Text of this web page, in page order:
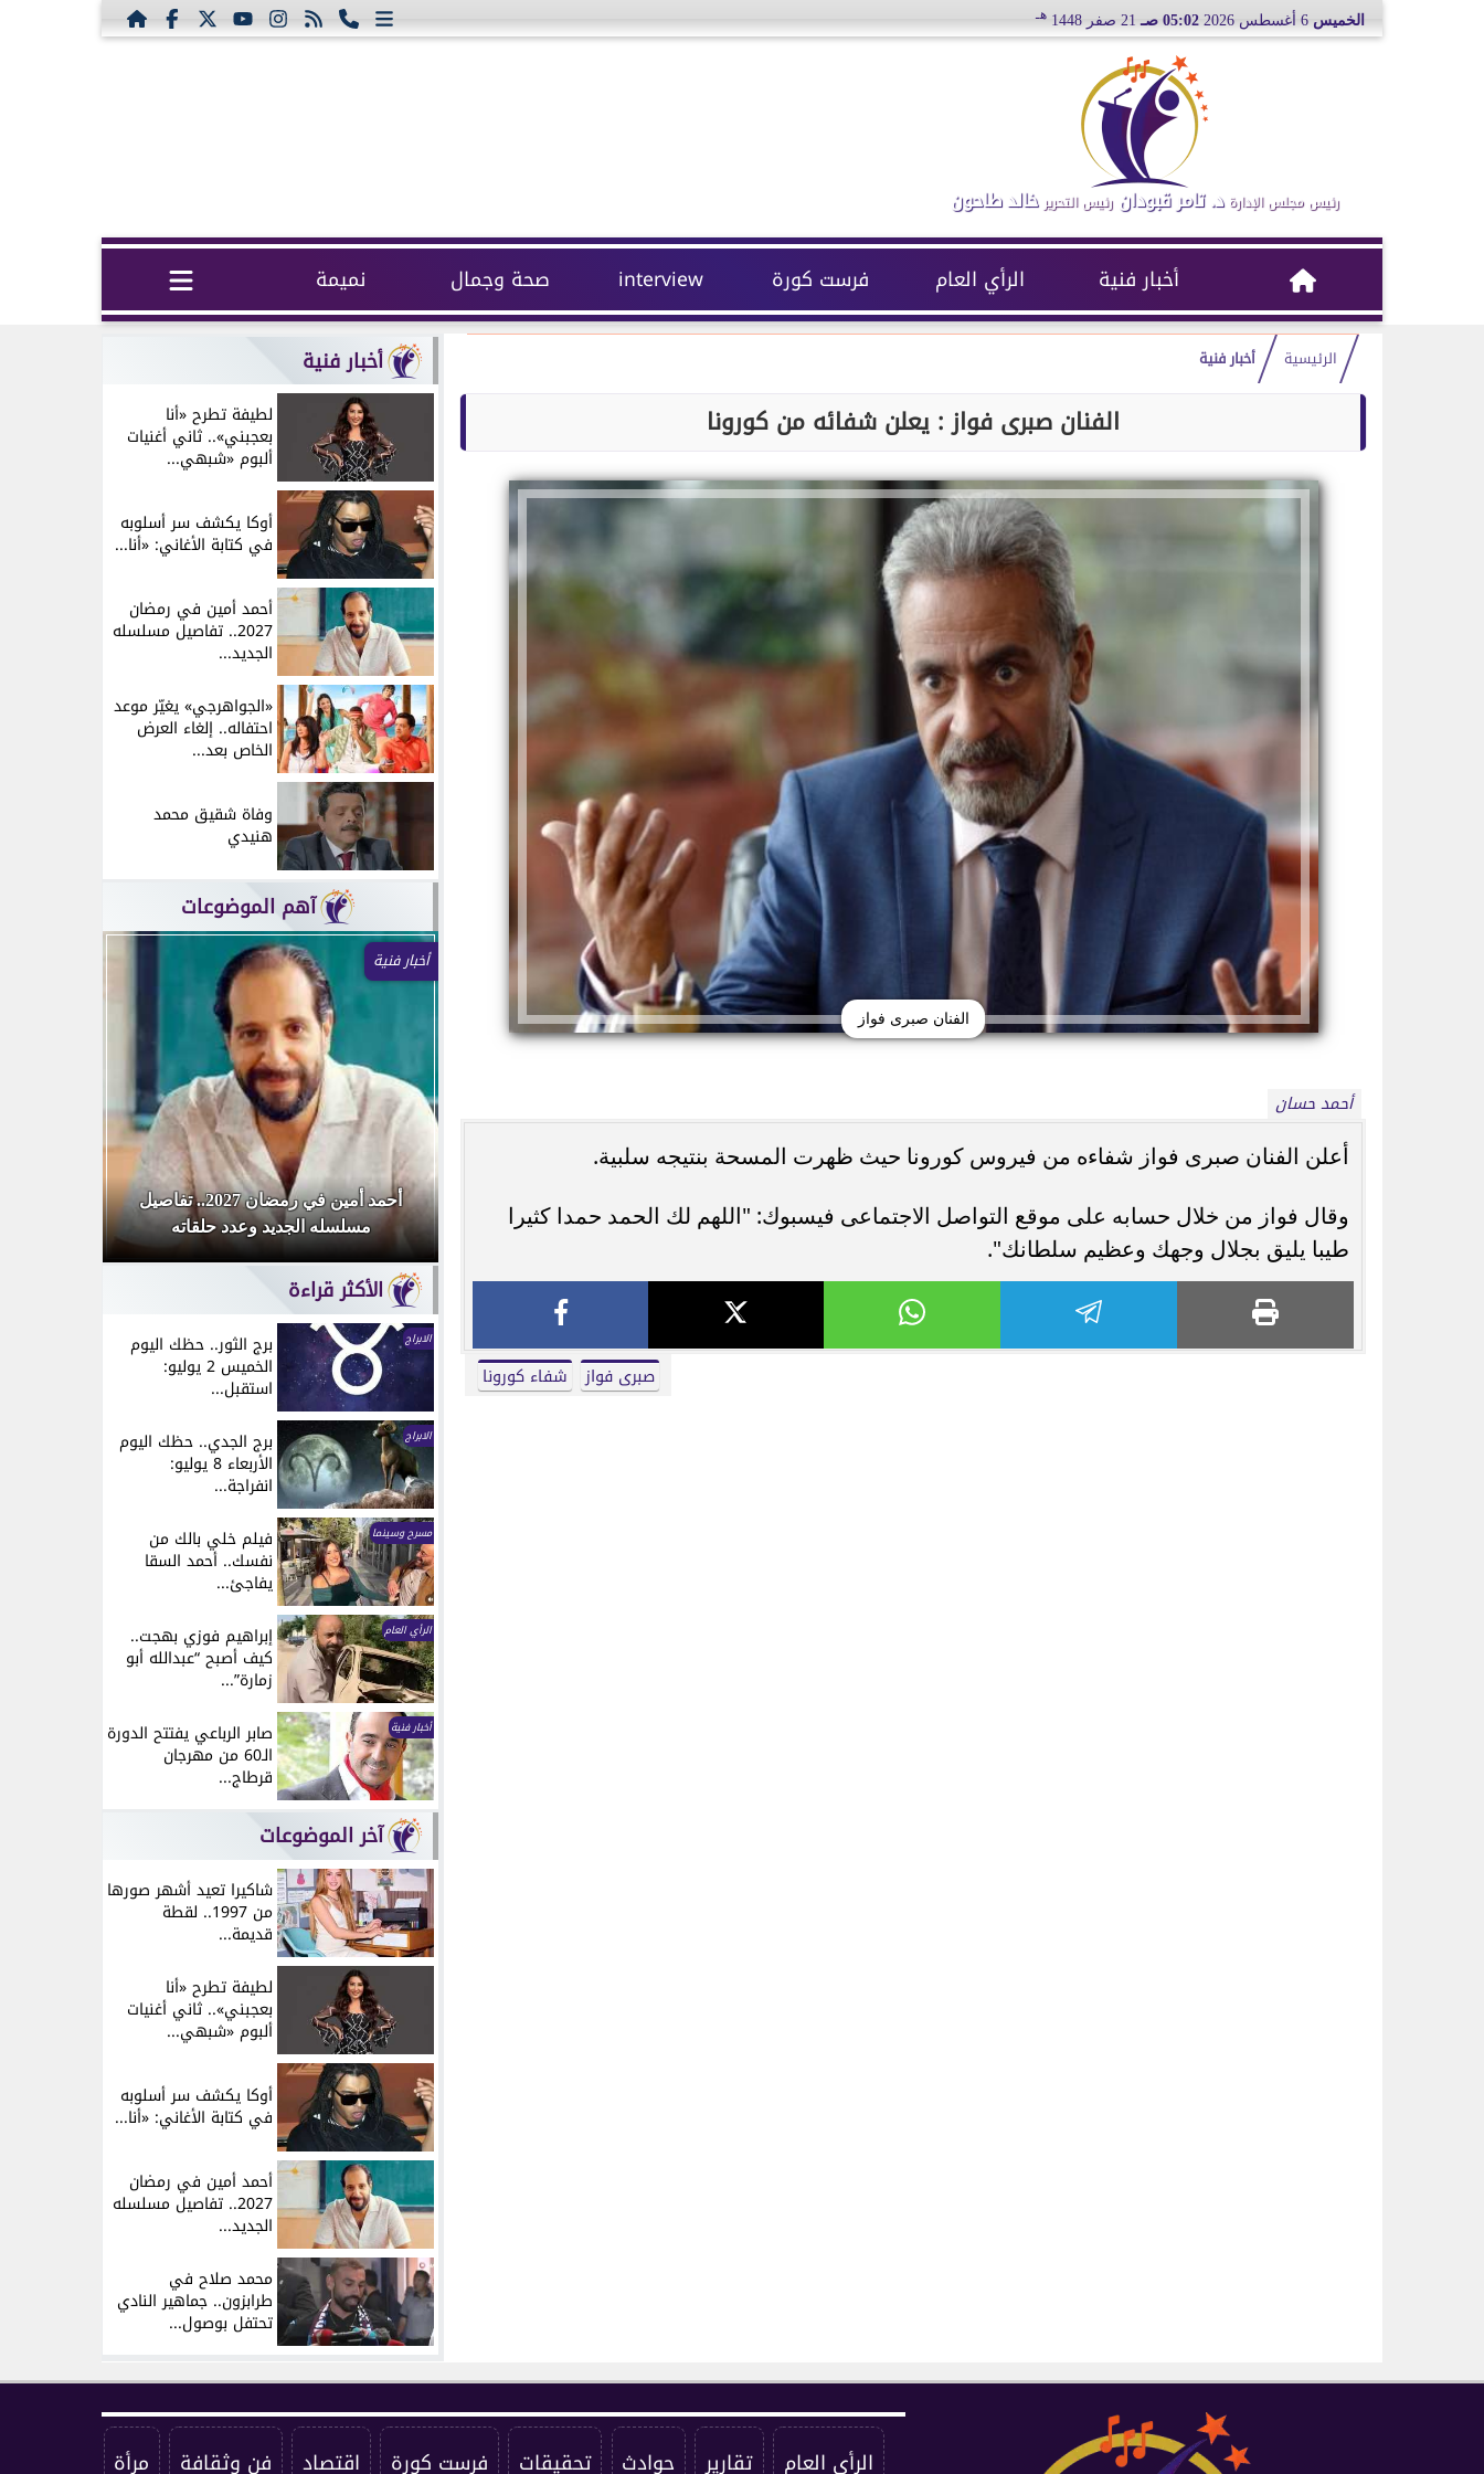
الخميس 05:02 صـ 21 صفر 1448 هـ
رئيس مجلس الإدارة د. تامر قبودان رئيس التحرير خالد طاحون
أخبار فنية الرأي العام فرست كورة interview صحة وجمال نميمة
الرئيسية أخبار فنية
الفنان صبرى فواز : يعلن شفائه من كورونا
الفنان صبرى فواز
أحمد حسان
أعلن الفنان صبرى فواز شفاءه من فيروس كورونا حيث ظهرت المسحة بنتيجه سلبية.
وقال فواز من خلال حسابه على موقع التواصل الاجتماعى فيسبوك: "اللهم لك الحمد حمدا كثيرا
طيبا يليق بجلال وجهك وعظيم سلطانك".
صبرى فواز شفاء كورونا
أخبار فنية
لطيفة تطرح «أنا
بعجبني».. ثاني أغنيات
ألبوم «شبهي...
أوكا يكشف سر أسلوبه
في كتابة الأغاني: «أنا...
أحمد أمين في رمضان
2027.. تفاصيل مسلسله
الجديد...
«الجواهرجي» يغيّر موعد
احتفاله.. إلغاء العرض
الخاص بعد...
وفاة شقيق محمد
هنيدي
آهم الموضوعات
قديمة تعود بالتزامن مع الحديث...
«شبهي بالمللي» وتفاصيل الـ13 أغنية
بتكلم مش بغني»
أخبار فنية
أحمد أمين في رمضان 2027.. تفاصيل
مسلسله الجديد وعدد حلقاته
الأكثر قراءة
الابراج برج الثور.. حظك اليوم
الخميس 2 يوليو:
استقبل...
الابراج برج الجدي.. حظك اليوم
الأربعاء 8 يوليو:
انفراجة...
مسرح وسينما فيلم خلي بالك من
نفسك.. أحمد السقا
يفاجئ...
الرأي العام إبراهيم فوزي بهجت..
كيف أصبح “عبدالله أبو
زمارة”...
أخبار فنية صابر الرباعي يفتتح الدورة
الـ60 من مهرجان
قرطاج...
آخر الموضوعات
شاكيرا تعيد أشهر صورها
من 1997.. لقطة
قديمة...
لطيفة تطرح «أنا
بعجبني».. ثاني أغنيات
ألبوم «شبهي...
أوكا يكشف سر أسلوبه
في كتابة الأغاني: «أنا...
أحمد أمين في رمضان
2027.. تفاصيل مسلسله
الجديد...
محمد صلاح في
طرابزون.. جماهير النادي
تحتفل بوصول...
الرأي العام تقارير حوادث تحقيقات فرست كورة اقتصاد فن وثقافة مرأة